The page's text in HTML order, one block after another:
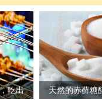
天然的赤藓糖醇为什么是
乐享预制菜 安全记心上